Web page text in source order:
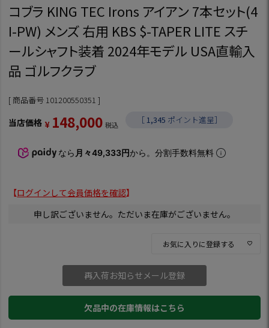
コブラ KING TEC Irons アイアン 7本セット(4
I-PW) メンズ 右用 KBS $-TAPER LITE スチ
ールシャフト装着 2024年モデル USA直輸入
品 ゴルフクラブ
商品番号 101200550351
当店価格 ¥ 148,000 税込 ［1,345 ポイント進呈］
なら 月々49,333円から。分割手数料無料
【ログインして会員価格を確認】
申し訳ございません。ただいま在庫がございません。
お気に入りに登録する
再入荷お知らせメール登録
欠品中の在庫情報はこちら